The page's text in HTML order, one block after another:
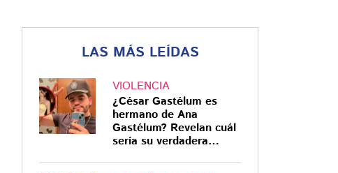
LAS MÁS LEÍDAS
VIOLENCIA
¿César Gastélum es
hermano de Ana
Gastélum? Revelan cuál
sería su verdadera